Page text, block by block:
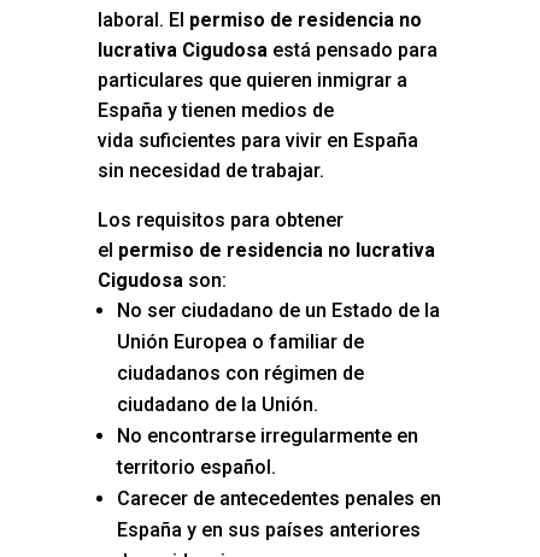
laboral. El permiso de residencia no
lucrativa Cigudosaestá pensado para
particulares que quieren inmigrar a
España y tienen medios de
vida suficientes para vivir en España
sin necesidad de trabajar.
Los requisitos para obtener
el permiso de residencia no lucrativa
Cigudosason:
No ser ciudadano de un Estado de la
Unión Europea o familiar de
ciudadanos con régimen de
ciudadano de la Unión.
No encontrarse irregularmente en
territorio español.
Carecer de antecedentes penales en
España y en sus países anteriores